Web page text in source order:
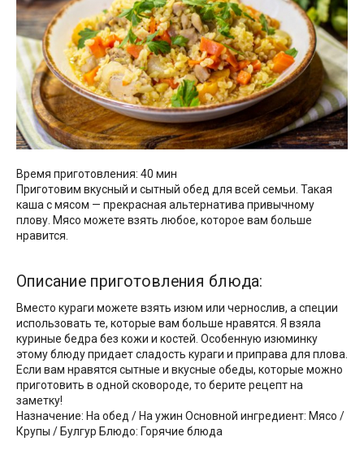
Время приготовления: 40 мин
Приготовим вкусный и сытный обед для всей семьи. Такая
каша с мясом — прекрасная альтернатива привычному
плову. Мясо можете взять любое, которое вам больше
нравится.
Описание приготовления блюда:
Вместо кураги можете взять изюм или чернослив, а специи
использовать те, которые вам больше нравятся. Я взяла
куриные бедра без кожи и костей. Особенную изюминку
этому блюду придает сладость кураги и приправа для плова.
Если вам нравятся сытные и вкусные обеды, которые можно
приготовить в одной сковороде, то берите рецепт на
заметку!
Назначение: На обед / На ужин Основной ингредиент: Мясо /
Крупы / Булгур Блюдо: Горячие блюда